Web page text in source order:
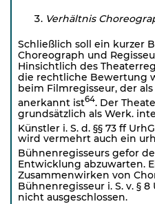
Verhältnis
Schließlich soll ein kurzer
Choreograph und
Hinsichtlich des
die rechtliche Bewertung
beim Filmregisseur, der
anerkannt ist64. Der
grundsätzlich als Werk.
Künstler i. S. d. §§ 73 ff
wird vermehrt auch ein
Bühnenregisseurs gefor
Entwicklung abzuwarten.
Zusammenwirken von
Bühnenregisseur i. S. v. §
nicht ausgeschlossen.